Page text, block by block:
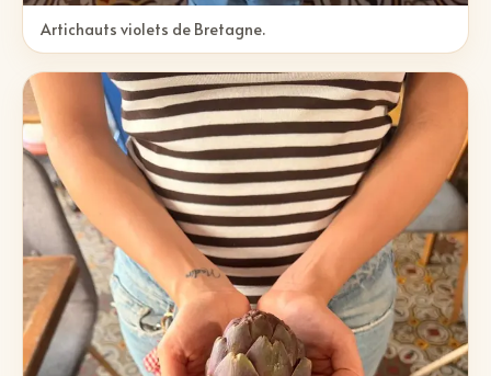
Artichauts violets de Bretagne.